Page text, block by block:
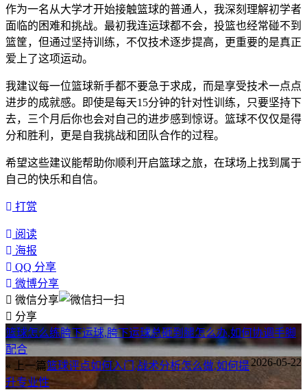
作为一名从大学才开始接触篮球的普通人，我深刻理解初学者
面临的困难和挑战。最初我连运球都不会，投篮也经常碰不到
篮筐，但通过坚持训练，不仅技术逐步提高，更重要的是真正
爱上了这项运动。
我建议每一位篮球新手都不要急于求成，而是享受技术一点点
进步的成就感。即使是每天15分钟的针对性训练，只要坚持下
去，三个月后你也会对自己的进步感到惊讶。篮球不仅仅是得
分和胜利，更是自我挑战和团队合作的过程。
希望这些建议能帮助你顺利开启篮球之旅，在球场上找到属于
自己的快乐和自信。
打赏
阅读
海报
QQ 分享
微博分享
微信分享
分享
篮球怎么练胯下运球,胯下运球总砸到腿怎么办,如何协调手脚
配合
« 上一篇
2026-05-22
篮球评点如何入门,战术分析怎么做,如何提
升专业性